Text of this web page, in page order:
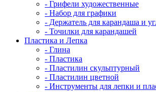
- Грифели художественные
- Набор для графики
- Держатель для карандаша и
- Точилки для карандашей
Пластика и Лепка
- Глина
- Пластика
- Пластилин скульптурный
- Пластилин цветной
- Инструменты для лепки и